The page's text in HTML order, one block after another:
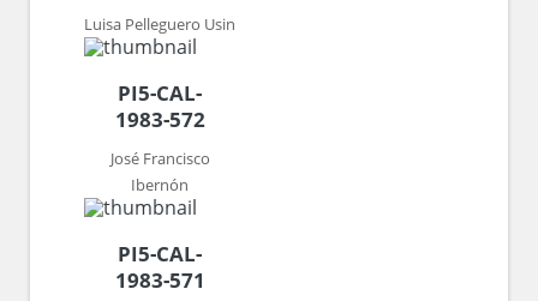
Luisa Pelleguero Usin
PI5-CAL-
1983-572
José Francisco
Ibernón
PI5-CAL-
1983-571